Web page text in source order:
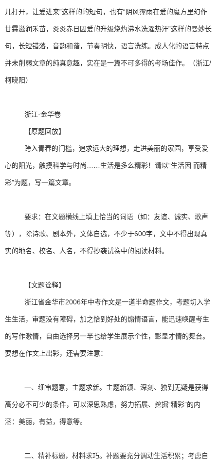
儿打开，让爱进来”这样的的短句，也有“阴风霪雨在爱的魔方里幻作
甘霖滋润禾苗，炎炎赤日因爱的升级烧灼沸水洗濯热汗”这样的曼妙长
句，长短错落，音韵和谐，节奏明快，语言洗练。成人化的语言特点
并未削弱文章的纯真意趣，实在是一篇不可多得的考场佳作。（浙江/
柯晓阳）
浙江·金华卷
【原题回放】
跨入青春的门槛，追求远大的理想，走进美丽的家园，享受爱
心的阳光，触摸科学与时尚……生活是多么精彩！请以“生活因 而精
彩”为题，写一篇文章。
要求：在文题横线上填上恰当的词语（如：友谊、诚实、歌声
等），除诗歌、剧本外，文体自选，不少于600字，文中不得出现真
实的地名、校名、人名，不得抄袭试卷中的阅读材料。
【文题诠释】
浙江省金华市2006年中考作文是一道半命题作文，考题切入学
生生活，审题没有障碍，加之恰到好处的煽情语言，能迅速唤醒考生
的写作激情，自由选择另一半也给学生展示个性，彰显才情的舞台。
要想在作文上出彩，还需要注意：
一、细审题意，主题求新。主题新颖、深刻、独到无疑是获得
高分必不可少的条件，可以深思熟虑，努力拓展、挖掘“精彩”的内
涵：美丽，有益，得意等。
二、精补标题，材料求巧。补题要充分调动生活积累；考虑自